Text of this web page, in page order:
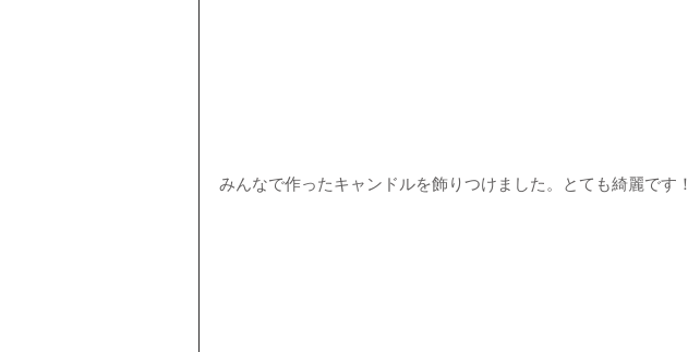
みんなで作ったキャンドルを飾りつけました。とても綺麗です！